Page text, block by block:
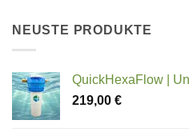
NEUSTE PRODUKTE
QuickHexaFlow |
219,00 €